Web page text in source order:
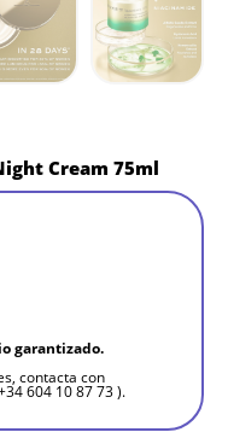
Cream 75ml
garantizado.
contacta con
604 10 87 73 ).